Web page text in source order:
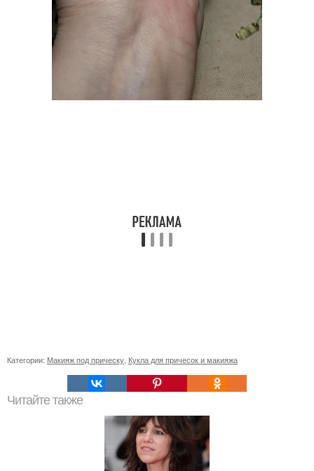
Категории: Макияж под прическу Кукла для причесок и макияжа
Читайте также